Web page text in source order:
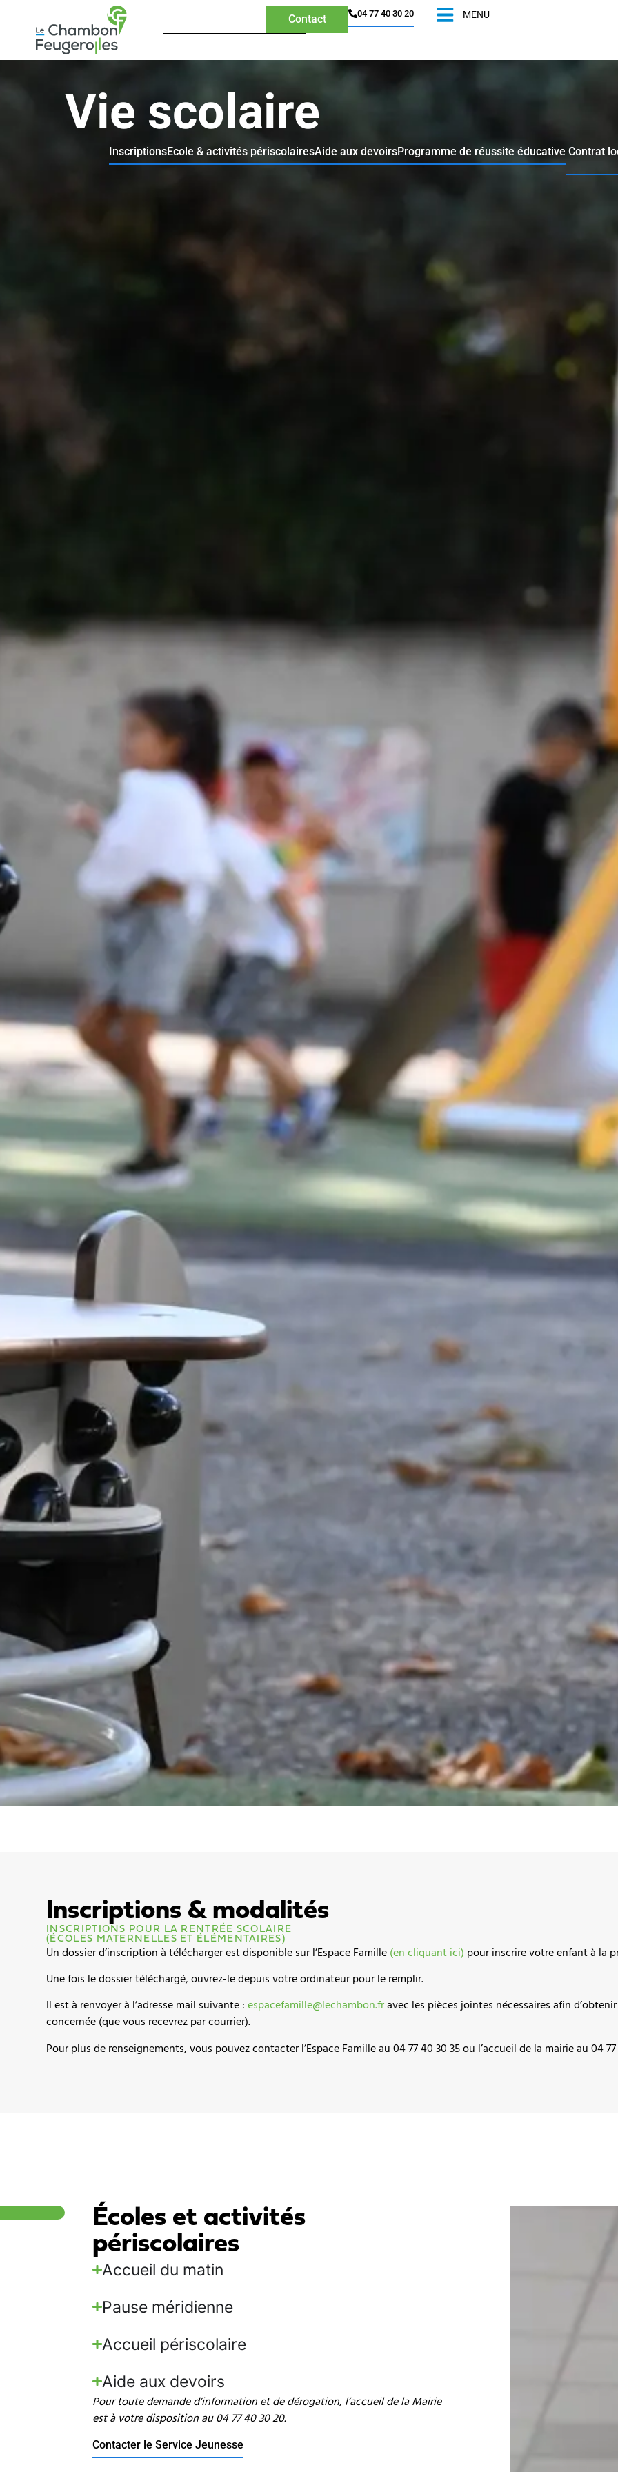
Contact 04 77 40 30 20​ MENU
Vie scolaire
InscriptionsEcole & activités périscolairesAide aux devoirsProgramme de réussite éducative Contrat
Inscriptions & modalités
INSCRIPTIONS POUR LA RENTRÉE SCOLAIRE
(ÉCOLES MATERNELLES ET ÉLÉMENTAIRES)
Un dossier d’inscription à télécharger est disponible sur l’Espace Famille(en cliquant ici) pour inscrire votre enfant à la
Une fois le dossier téléchargé, ouvrez-le depuis votre ordinateur pour le remplir.
Il est à renvoyer à l’adresse mail suivante :espacefamille@lechambon.fravec les pièces jointes nécessaires afin
concernée (que vous recevrez par courrier).
Pour plus de renseignements, vous pouvez contacter l’Espace Famille au 04 77 40 30 35 ou l’accueil de la mairie au 04
Écoles et activités
périscolaires
Accueil du matin
Pause méridienne
Accueil périscolaire
Aide aux devoirs
Pour toute demande d’information et de dérogation, l’accueil de la Mairie
est à votre disposition au 04 77 40 30 20.
Contacter le Service Jeunesse